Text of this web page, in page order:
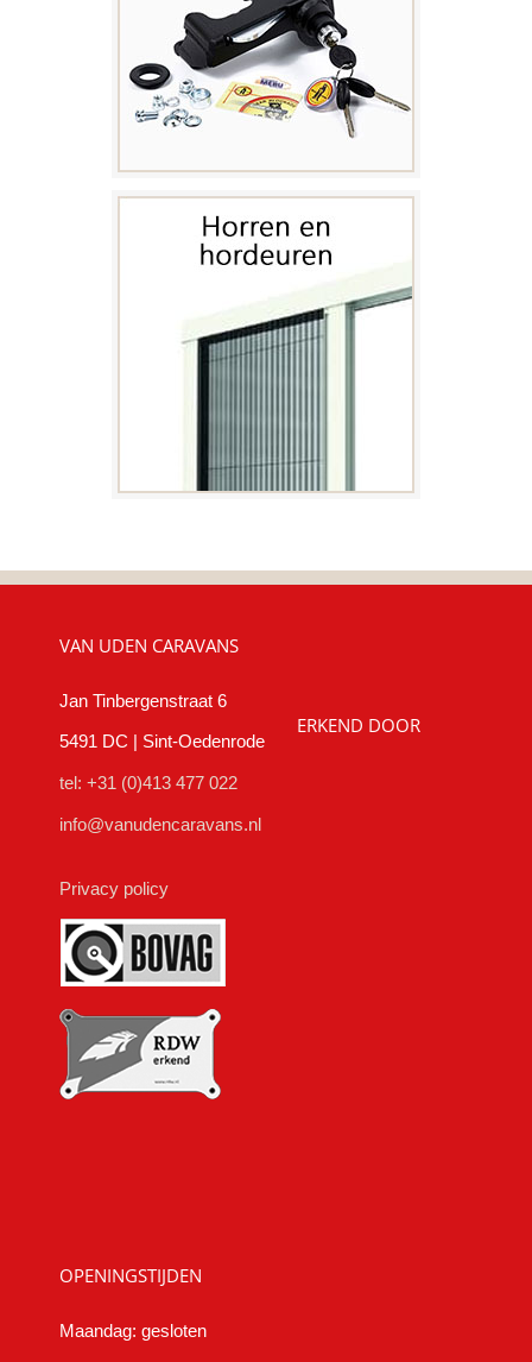
VAN UDEN CARAVANS
Jan Tinbergenstraat 6
5491 DC | Sint-Oedenrode
tel: +31 (0)413 477 022
info@vanudencaravans.nl
Privacy policy
ERKEND DOOR
OPENINGSTIJDEN
Maandag: gesloten